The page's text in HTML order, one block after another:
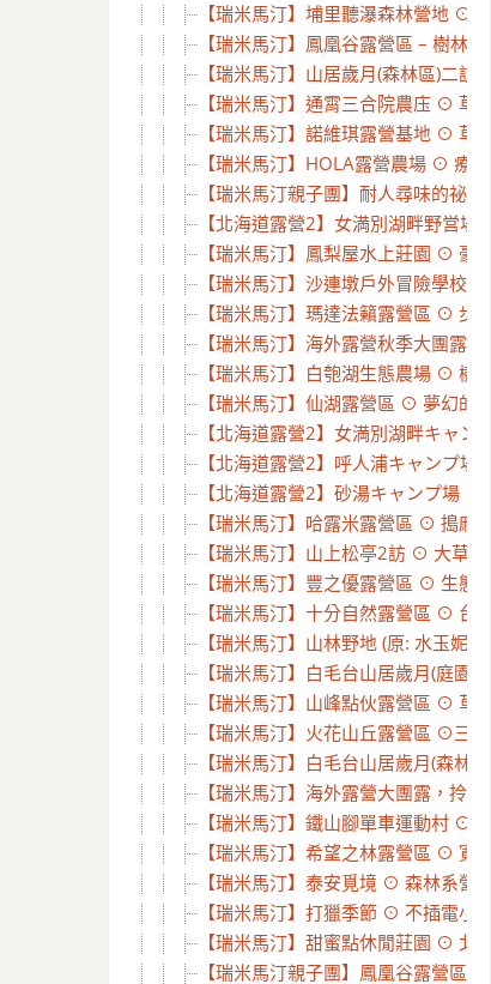
【瑞米馬汀】埔里聽瀑森林營地 ⊙
【瑞米馬汀】鳳凰谷露營區 – 樹林
【瑞米馬汀】山居歲月(森林區)二
【瑞米馬汀】通霄三合院農庒 ⊙ 草
【瑞米馬汀】諾維琪露營基地 ⊙ 草
【瑞米馬汀】HOLA露營農場 ⊙ 療
【瑞米馬汀親子團】耐人尋味的祕
【北海道露營2】女満別湖畔野営
【瑞米馬汀】鳳梨屋水上莊園 ⊙ 豪
【瑞米馬汀】沙連墩戶外冒險學校
【瑞米馬汀】瑪達法籟露營區 ⊙ 步
【瑞米馬汀】海外露營秋季大團露
【瑞米馬汀】白匏湖生態農場 ⊙ 樹
【瑞米馬汀】仙湖露營區 ⊙ 夢幻的
【北海道露營2】女満別湖畔キャ
【北海道露營2】呼人浦キャンプ
【北海道露營2】砂湯キャンプ場
【瑞米馬汀】哈露米露營區 ⊙ 搗麻
【瑞米馬汀】山上松亭2訪 ⊙ 大草
【瑞米馬汀】豐之優露營區 ⊙ 生態
【瑞米馬汀】十分自然露營區 ⊙ 台
【瑞米馬汀】山林野地 (原: 水玉妮
【瑞米馬汀】白毛台山居歲月(庭園
【瑞米馬汀】山峰點伙露營區 ⊙ 草
【瑞米馬汀】火花山丘露營區 ⊙三
【瑞米馬汀】白毛台山居歲月(森林
【瑞米馬汀】海外露營大團露，拎
【瑞米馬汀】鐵山腳單車運動村 ⊙
【瑞米馬汀】希望之林露營區 ⊙ 寬
【瑞米馬汀】泰安覓境 ⊙ 森林系營
【瑞米馬汀】打獵季節 ⊙ 不插電小
【瑞米馬汀】甜蜜點休閒莊園 ⊙ 北
【瑞米馬汀親子團】鳳凰谷露營區